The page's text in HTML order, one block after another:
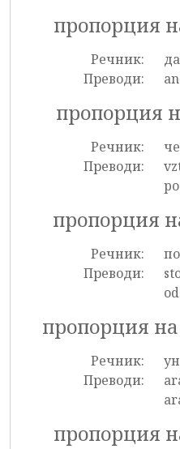
пропорция
Речник:
Преводи:
пропорция
Речник:
Преводи:
пропорция
Речник:
Преводи:
пропорция
Речник:
Преводи:
пропорция